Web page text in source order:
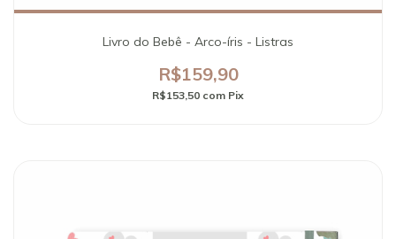
Livro do Bebê - Arco-íris - Listras
R$159,90
R$153,50 com Pix